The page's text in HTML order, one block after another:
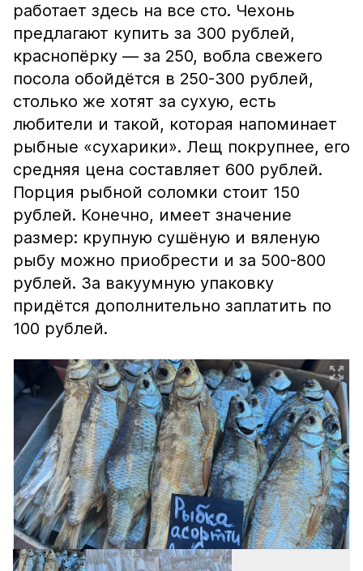
работает здесь на все сто. Чехонь
предлагают купить за 300 рублей,
краснопёрку — за 250, вобла свежего
посола обойдётся в 250-300 рублей,
столько же хотят за сухую, есть
любители и такой, которая напоминает
рыбные «сухарики». Лещ покрупнее, его
средняя цена составляет 600 рублей.
Порция рыбной соломки стоит 150
рублей. Конечно, имеет значение
размер: крупную сушёную и вяленую
рыбу можно приобрести и за 500-800
рублей. За вакуумную упаковку
придётся дополнительно заплатить по
100 рублей.